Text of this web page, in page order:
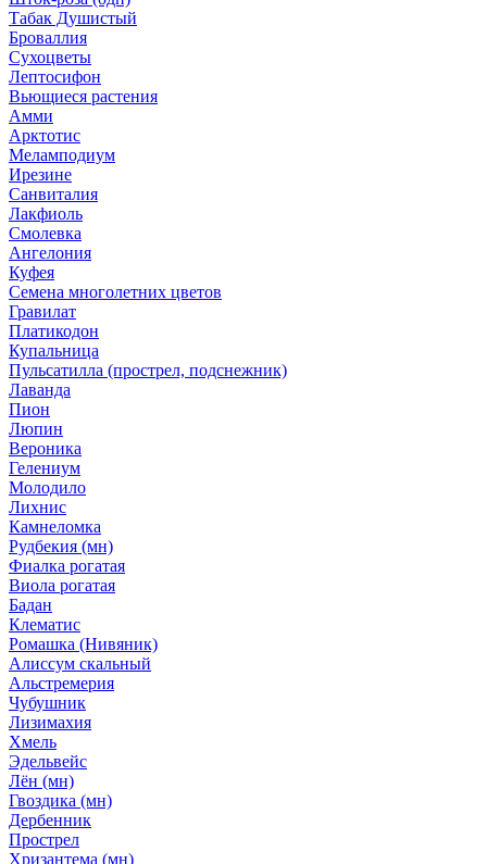
Табак Душистый
Броваллия
Сухоцветы
Лептосифон
Вьющиеся растения
Амми
Арктотис
Меламподиум
Ирезине
Санвиталия
Лакфиоль
Смолевка
Ангелония
Куфея
Семена многолетних цветов
Гравилат
Платикодон
Купальница
Пульсатилла (прострел, подснежник)
Лаванда
Пион
Люпин
Вероника
Гелениум
Молодило
Лихнис
Камнеломка
Рудбекия (мн)
Фиалка рогатая
Виола рогатая
Бадан
Клематис
Ромашка (Нивяник)
Алиссум скальный
Альстремерия
Чубушник
Лизимахия
Хмель
Эдельвейс
Лён (мн)
Гвоздика (мн)
Дербенник
Прострел
Хризантема (мн)